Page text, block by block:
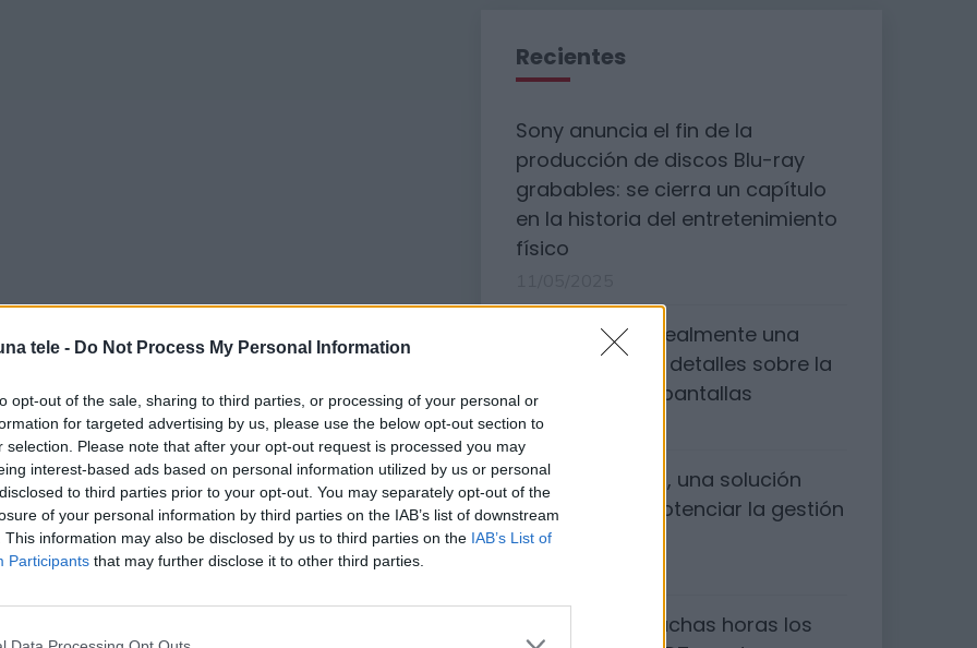
tele - Do Not Process My Personal Information
opt-out of the sale, sharing to third parties, or processing of your personal or
for targeted advertising by us, please use the below opt-out section to
selection. Please note that after your opt-out request is processed you may
interest-based ads based on personal information utilized by us or personal
to third parties prior to your opt-out. You may separately opt-out of the
of your personal information by third parties on the IAB’s list of downstream
This information may also be disclosed by us to third parties on the IAB’s List of
Participants that may further disclose it to other third parties.
Recientes
Sony anuncia el fin de la
producción de discos Blu-ray
grabables: se cierra un capítulo
en la historia del entretenimiento
físico
¿Cuánto dura realmente una
tele? Todos los detalles sobre la
vida útil de las pantallas
20/03/2025
CRM WhatsApp, una solución
integral para potenciar la gestión
de clientes
Ver durante muchas horas los